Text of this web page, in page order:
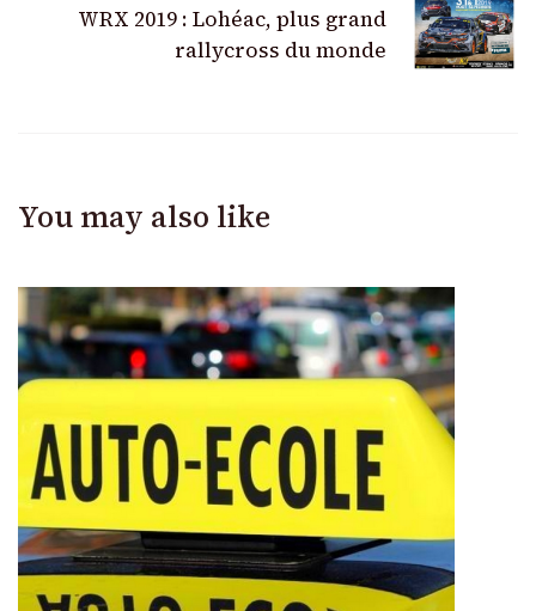
WRX 2019 : Lohéac, plus grand
rallycross du monde
You may also like